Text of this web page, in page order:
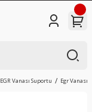
EGR Vanası Suportu Egr Vanası